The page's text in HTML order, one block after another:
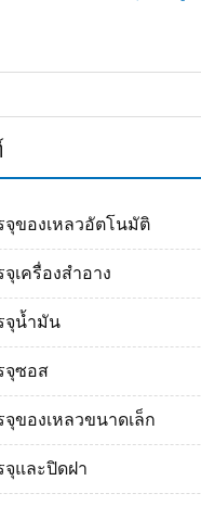
จุของเหลวอัตโนมัติ
จุเครื่องสำอาง
จุน้ำมัน
จุซอส
จุของเหลวขนาดเล็ก
จุและปิดฝา